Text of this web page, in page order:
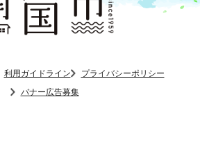
利用ガイドライン
プライバシーポリシー
バナー広告募集